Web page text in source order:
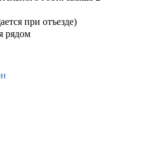
при отъезде)
рядом